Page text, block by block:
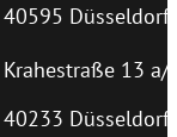
40595 Düsseldorf
Krahestraße 13 a/
40233 Düsseldorf